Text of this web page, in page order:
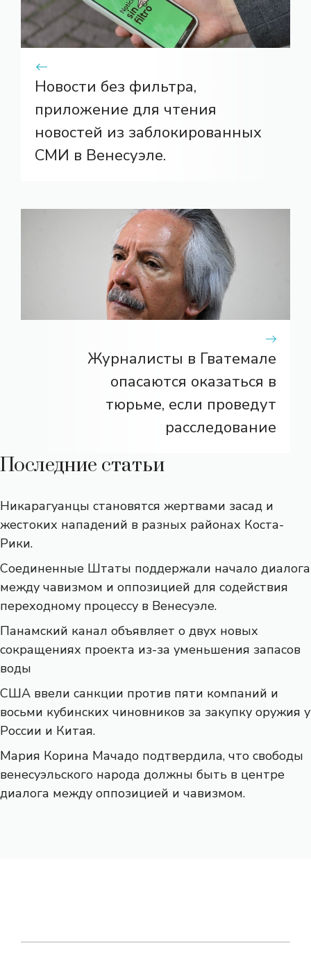
Новости без фильтра,
приложение для чтения
новостей из заблокированных
СМИ в Венесуэле.
Журналисты в Гватемале
опасаются оказаться в
тюрьме, если проведут
расследование
Последние статьи
Никарагуанцы становятся жертвами засад и
жестоких нападений в разных районах Коста-
Рики.
Соединенные Штаты поддержали начало диалога
между чавизмом и оппозицией для содействия
переходному процессу в Венесуэле.
Панамский канал объявляет о двух новых
сокращениях проекта из-за уменьшения запасов
воды
США ввели санкции против пяти компаний и
восьми кубинских чиновников за закупку оружия у
России и Китая.
Мария Корина Мачадо подтвердила, что свободы
венесуэльского народа должны быть в центре
диалога между оппозицией и чавизмом.